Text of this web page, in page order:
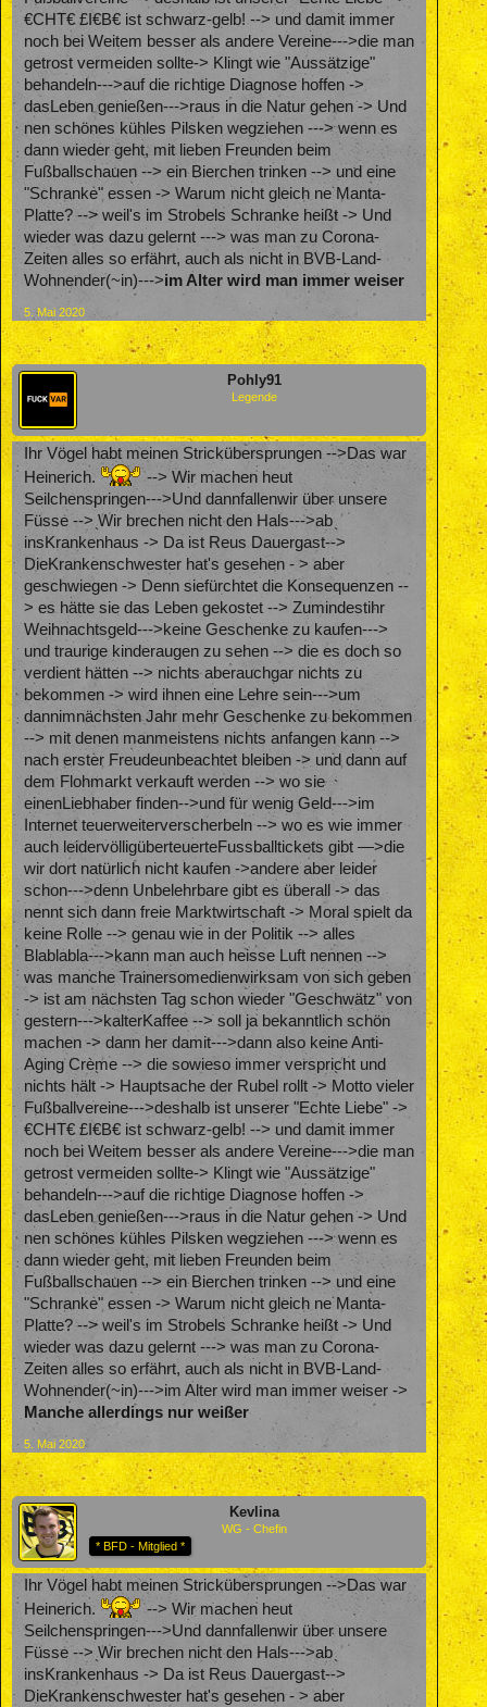
€CHT€ £I€B€ ist schwarz-gelb! --> und damit immer
noch bei Weitem besser als andere Vereine--->die man
getrost vermeiden sollte-> Klingt wie "Aussätzige"
behandeln--->auf die richtige Diagnose hoffen ->
dasLeben genießen--->raus in die Natur gehen -> Und
nen schönes kühles Pilsken wegziehen ---> wenn es
dann wieder geht, mit lieben Freunden beim
Fußballschauen --> ein Bierchen trinken --> und eine
"Schranke" essen -> Warum nicht gleich ne Manta-
Platte? --> weil's im Strobels Schranke heißt -> Und
wieder was dazu gelernt ---> was man zu Corona-
Zeiten alles so erfährt, auch als nicht in BVB-Land-
Wohnender(~in)--->im Alter wird man immer weiser
5. Mai 2020
Pohly91
Legende
Ihr Vögel habt meinen Strickübersprungen -->Das war
Heinerich.
--> Wir machen heut
Seilchenspringen--->Und dannfallenwir über unsere
Füsse --> Wir brechen nicht den Hals--->ab
insKrankenhaus -> Da ist Reus Dauergast-->
DieKrankenschwester hat's gesehen - > aber
geschwiegen -> Denn siefürchtet die Konsequenzen --
> es hätte sie das Leben gekostet --> Zumindestihr
Weihnachtsgeld--->keine Geschenke zu kaufen--->
und traurige kinderaugen zu sehen --> die es doch so
verdient hätten --> nichts aberauchgar nichts zu
bekommen -> wird ihnen eine Lehre sein--->um
dannimnächsten Jahr mehr Geschenke zu bekommen
--> mit denen manmeistens nichts anfangen kann -->
nach erster Freudeunbeachtet bleiben -> und dann auf
dem Flohmarkt verkauft werden --> wo sie
einenLiebhaber finden-->und für wenig Geld--->im
Internet teuerweiterverscherbeln --> wo es wie immer
auch leidervölligüberteuerteFussballtickets gibt —>die
wir dort natürlich nicht kaufen ->andere aber leider
schon--->denn Unbelehrbare gibt es überall -> das
nennt sich dann freie Marktwirtschaft -> Moral spielt da
keine Rolle --> genau wie in der Politik --> alles
Blablabla--->kann man auch heisse Luft nennen -->
was manche Trainersomedienwirksam von sich geben
-> ist am nächsten Tag schon wieder "Geschwätz" von
gestern--->kalterKaffee --> soll ja bekanntlich schön
machen -> dann her damit--->dann also keine Anti-
Aging Crème --> die sowieso immer verspricht und
nichts hält -> Hauptsache der Rubel rollt -> Motto vieler
Fußballvereine--->deshalb ist unserer "Echte Liebe" ->
€CHT€ £I€B€ ist schwarz-gelb! --> und damit immer
noch bei Weitem besser als andere Vereine--->die man
getrost vermeiden sollte-> Klingt wie "Aussätzige"
behandeln--->auf die richtige Diagnose hoffen ->
dasLeben genießen--->raus in die Natur gehen -> Und
nen schönes kühles Pilsken wegziehen ---> wenn es
dann wieder geht, mit lieben Freunden beim
Fußballschauen --> ein Bierchen trinken --> und eine
"Schranke" essen -> Warum nicht gleich ne Manta-
Platte? --> weil's im Strobels Schranke heißt -> Und
wieder was dazu gelernt ---> was man zu Corona-
Zeiten alles so erfährt, auch als nicht in BVB-Land-
Wohnender(~in)--->im Alter wird man immer weiser ->
Manche allerdings nur weißer
5. Mai 2020
Kevlina
WG - Chefin
* BFD - Mitglied *
Ihr Vögel habt meinen Strickübersprungen -->Das war
Heinerich.
--> Wir machen heut
Seilchenspringen--->Und dannfallenwir über unsere
Füsse --> Wir brechen nicht den Hals--->ab
insKrankenhaus -> Da ist Reus Dauergast-->
DieKrankenschwester hat's gesehen - > aber